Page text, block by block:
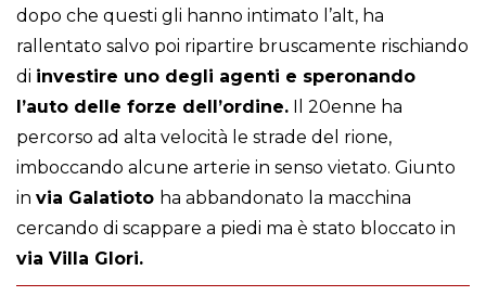
dopo che questi gli hanno intimato l’alt, ha
rallentato salvo poi ripartire bruscamente rischiando
di investire uno degli agenti e speronando
l’auto delle forze dell’ordine. Il 20enne ha
percorso ad alta velocità le strade del rione,
imboccando alcune arterie in senso vietato. Giunto
in via Galatioto ha abbandonato la macchina
cercando di scappare a piedi ma è stato bloccato in
via Villa Glori.